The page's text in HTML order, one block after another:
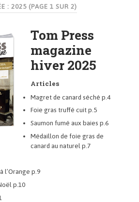
: 2025 (PAGE 1 SUR 2)
Tom Press
magazine
hiver 2025
Articles
Magret de canard séché p.4
Foie gras truffé cuit p.5
Saumon fumé aux baies p.6
Médaillon de foie gras de
canard au naturel p.7
l’Orange p.9
p.10